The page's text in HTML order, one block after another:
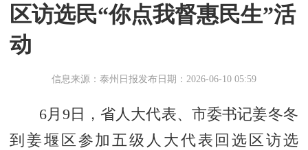
区访选民“你点我督惠民生”活
动
信息来源：泰州日报发布日期：2026-06-10 05:59
6月9日，省人大代表、市委书记姜冬冬
到姜堰区参加五级人大代表回选区访选